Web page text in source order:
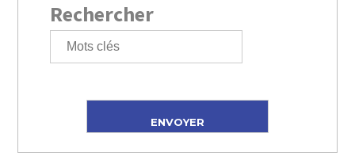
Rechercher